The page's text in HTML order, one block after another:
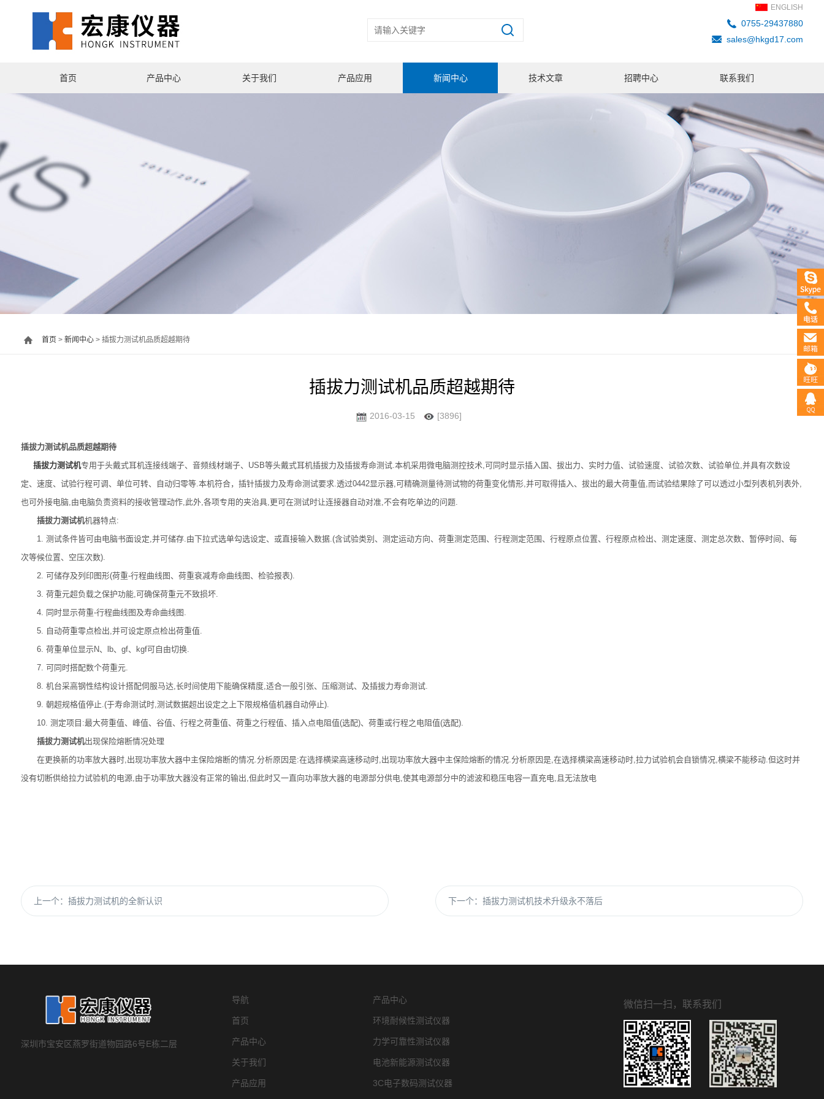
ENGLISH
0755-29437880
sales@hkgd17.com
首页 产品中心 关于我们 产品应用 新闻中心 技术文章 招聘中心 联系我们
首页 > 新闻中心> 插拔力测试机品质超越期待
插拔力测试机品质超越期待
2016-03-15 [3896]
插拔力测试机品质超越期待
插拔力测试机专用于头戴式耳机连接线端子、音频线材端子、USB等头戴式耳机插拔力及插拔寿命测试.本机采用微电脑测控技术,可同时显示插入国、拔出力、实时力值、试验速度、试验次数、试验单位,并具有次数设
定、速度、试验行程可调、单位可转、自动归零等.本机符合，插针插拔力及寿命测试要求.透过0442显示器,可精确测量待测试物的荷重变化情形,并可取得插入、拔出的最大荷重值,而试验结果除了可以透过小型列表机列表外,
也可外接电脑,由电脑负责资料的接收管理动作,此外,各项专用的夹治具,更可在测试时让连接器自动对准,不会有吃单边的问题.
插拔力测试机机器特点:
1. 测试条件皆可由电脑书面设定,并可储存.由下拉式选单勾选设定、或直接输入数据.(含试验类别、测定运动方向、荷重测定范围、行程测定范围、行程原点位置、行程原点检出、测定速度、测定总次数、暂停时间、每
次等候位置、空压次数).
2. 可储存及列印图形(荷重-行程曲线图、荷重衰减寿命曲线图、检验报表).
3. 荷重元超负载之保护功能,可确保荷重元不致损坏.
4. 同时显示荷重-行程曲线图及寿命曲线图.
5. 自动荷重零点检出,并可设定原点检出荷重值.
6. 荷重单位显示N、lb、gf、kgf可自由切换.
7. 可同时搭配数个荷重元.
8. 机台采高钢性结构设计搭配伺服马达,长时间使用下能确保精度,适合一般引张、压缩测试、及插拔力寿命测试.
9. 朝超规格值停止.(于寿命测试时,测试数据超出设定之上下限规格值机器自动停止).
10. 测定项目:最大荷重值、峰值、谷值、行程之荷重值、荷重之行程值、插入点电阻值(选配)、荷重或行程之电阻值(选配).
插拔力测试机出现保险熔断情况处理
在更换新的功率放大器时,出现功率放大器中主保险熔断的情况.分析原因是:在选择横梁高速移动时,出现功率放大器中主保险熔断的情况.分析原因是,在选择横梁高速移动时,拉力试验机会自锁情况,横梁不能移动.但这时并
没有切断供给拉力试验机的电源,由于功率放大器没有正常的输出,但此时又一直向功率放大器的电源部分供电,使其电源部分中的滤波和稳压电容一直充电,且无法放电
上一个： 插拔力测试机的全新认识 下一个：插拔力测试机技术升级永不落后
深圳市宝安区燕罗街道物园路6号E栋二层
导航
首页
产品中心
关于我们
产品应用
产品中心
环境耐候性测试仪器
力学可靠性测试仪器
电池新能源测试仪器
3C电子数码测试仪器
微信扫一扫，联系我们